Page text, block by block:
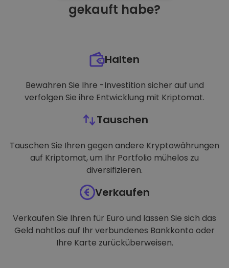
gekauft habe?
Halten
Bewahren Sie Ihre -Investition sicher auf und
verfolgen Sie ihre Entwicklung mit Kriptomat.
Tauschen
Tauschen Sie Ihren gegen andere Kryptowährungen
auf Kriptomat, um Ihr Portfolio mühelos zu
diversifizieren.
Verkaufen
Verkaufen Sie Ihren für Euro und lassen Sie sich das
Geld nahtlos auf Ihr verbundenes Bankkonto oder
Ihre Karte zurücküberweisen.
PERFORMANCE